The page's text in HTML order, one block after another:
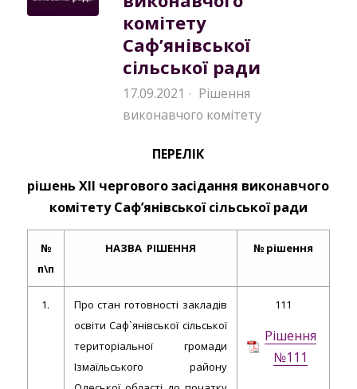
комітету
Саф’янівської
сільської ради
17.09.2021 · Рішення
виконавчого комітету
ПЕРЕЛІК
рішень XII чергового засідання виконавчого
комітету Саф’янівської сільської ради
№
п\п
НАЗВА РІШЕННЯ № рішення
1.
Про стан готовності закладів
освіти Саф`янівської сільської
територіальної громади
Ізмаїльського району
111
Рішення
№111